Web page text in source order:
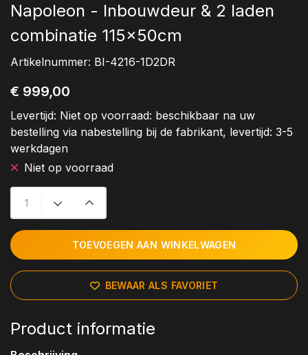
Napoleon - Inbouwdeur & 2 laden
combinatie 115x50cm
Artikelnummer: BI-4216-1D2DR
€ 999,00
Levertijd: Niet op voorraad: beschikbaar na uw
bestelling via nabestelling bij de fabrikant, levertijd: 3-5
werkdagen
Niet op voorraad
TOEVOEGEN AAN WINKELWAGEN
BEWAAR ALS FAVORIET
Product informatie